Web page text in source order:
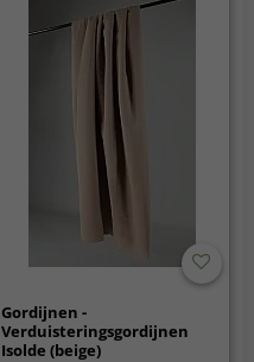
Gordijnen -
Verduisteringsgordijnen
Isolde (beige)